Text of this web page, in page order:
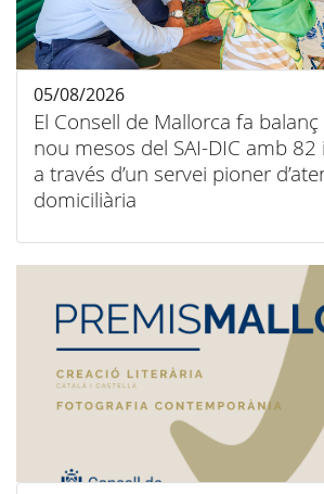
El Consell de Mallorca fa
nou mesos del SAI-DIC amb
a través d’un servei pioner
domiciliària
05/08/2026